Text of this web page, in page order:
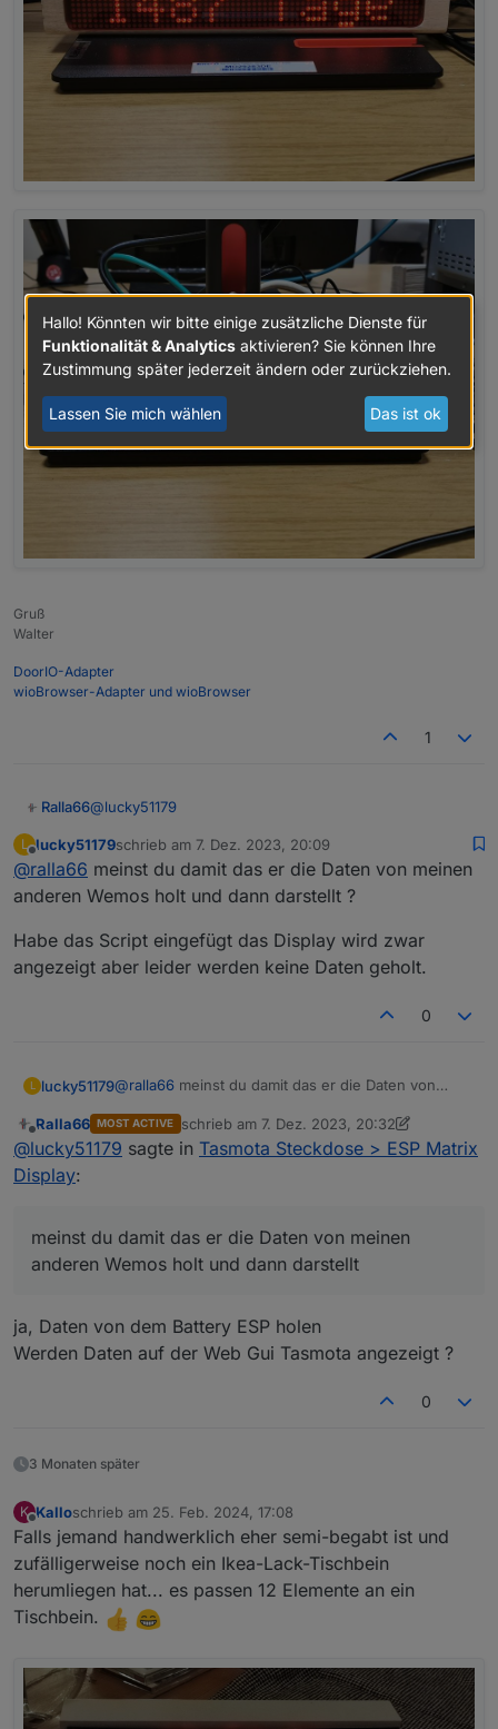
Gruß
Walter
DoorIO-Adapter
wioBrowser-Adapter und wioBrowser
1
Ralla66@lucky51179
extra Display ESP
Daten werden vom Pylontech ESP geholt
firmware.bin von oben aus dem Beitrag hier
=>websend [192.168.2.75] /cm?cmnd=status 10
Script für LCD Display
>D
Timer=0
curr=0
coul=0
print Timer %Timer%
;Executed every second
if Timer>2
then
=>websend [192.168.2.75] /cm?cmnd=status 10
->DisplayText [z]
endif
if Timer==20
then
->DisplayText [z]
->DisplayText [l2c1] Current %curr% A
endif
if Timer==30
->DisplayText [z]
->DisplayText [l2c1] Temperatur %temp%
endif
L
Offline
lucky51179schrieb am 7. Dez. 2023, 20:09
zuletzt editiert von
@ralla66 meinst du damit das er die Daten von meinen
anderen Wemos holt und dann darstellt ?
Habe das Script eingefügt das Display wird zwar
angezeigt aber leider werden keine Daten geholt.
0
L lucky51179@ralla66 meinst du damit das er die Daten von
Habe das Script eingefügt das Display wird zwar
angezeigt aber leider werden keine Daten geholt.
Offline
Ralla66 MOST ACTIVE schrieb am 7. Dez. 2023, 20:32
zuletzt editiert von Ralla6612. Juli 2023, 21:36
@lucky51179 sagte in Tasmota Steckdose > ESP Matrix
Display:
meinst du damit das er die Daten von meinen
anderen Wemos holt und dann darstellt
ja, Daten von dem Battery ESP holen
Werden Daten auf der Web Gui Tasmota angezeigt ?
0
3 Monaten später
K
Offline
Kalloschrieb am 25. Feb. 2024, 17:08
zuletzt editiert von
Falls jemand handwerklich eher semi-begabt ist und
zufälligerweise noch ein Ikea-Lack-Tischbein
herumliegen hat... es passen 12 Elemente an ein
Tischbein.
Hallo! Könnten wir bitte einige zusätzliche Dienste für
Funktionalität & Analytics aktivieren? Sie können Ihre
Zustimmung später jederzeit ändern oder zurückziehen.
Lassen Sie mich wählen Das ist ok